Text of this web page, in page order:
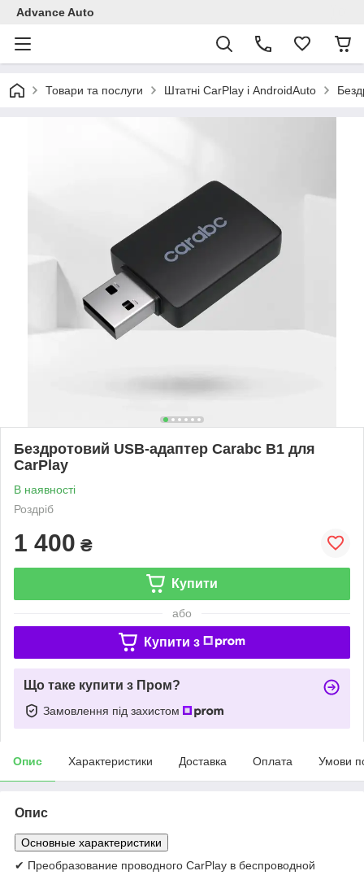
Advance Auto
Товари та послуги Штатні CarPlay і AndroidAuto
Бездротовий USB-адаптер Carabc B1 для
CarPlay
В наявності
Роздріб
1 400 ₴
Купити
або
Купити з
Що таке купити з Пром?
Замовлення під захистом
Опис Характеристики Доставка Оплата Умови
Опис
Основные характеристики
✔ Преобразование проводного CarPlay в беспроводной